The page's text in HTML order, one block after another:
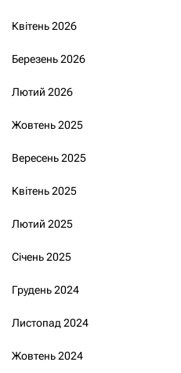
Квітень 2026
Березень 2026
Лютий 2026
Жовтень 2025
Вересень 2025
Квітень 2025
Лютий 2025
Січень 2025
Грудень 2024
Листопад 2024
Жовтень 2024